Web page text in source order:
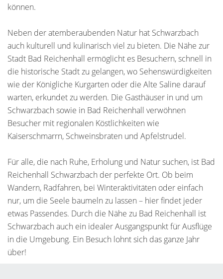
können.
Neben der atemberaubenden Natur hat Schwarzbach
auch kulturell und kulinarisch viel zu bieten. Die Nähe zur
Stadt Bad Reichenhall ermöglicht es Besuchern, schnell in
die historische Stadt zu gelangen, wo Sehenswürdigkeiten
wie der Königliche Kurgarten oder die Alte Saline darauf
warten, erkundet zu werden. Die Gasthäuser in und um
Schwarzbach sowie in Bad Reichenhall verwöhnen
Besucher mit regionalen Köstlichkeiten wie
Kaiserschmarrn, Schweinsbraten und Apfelstrudel.
Für alle, die nach Ruhe, Erholung und Natur suchen, ist Bad
Reichenhall Schwarzbach der perfekte Ort. Ob beim
Wandern, Radfahren, bei Winteraktivitäten oder einfach
nur, um die Seele baumeln zu lassen – hier findet jeder
etwas Passendes. Durch die Nähe zu Bad Reichenhall ist
Schwarzbach auch ein idealer Ausgangspunkt für Ausflüge
in die Umgebung. Ein Besuch lohnt sich das ganze Jahr
über!